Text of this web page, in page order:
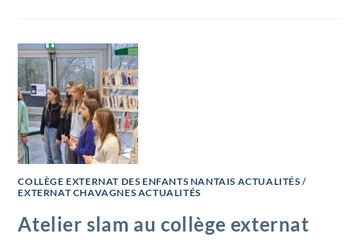
COLLÈGE EXTERNAT DES ENFANTS NANTAIS ACTUALITÉS /
EXTERNAT CHAVAGNES ACTUALITÉS
Atelier slam au collège externat